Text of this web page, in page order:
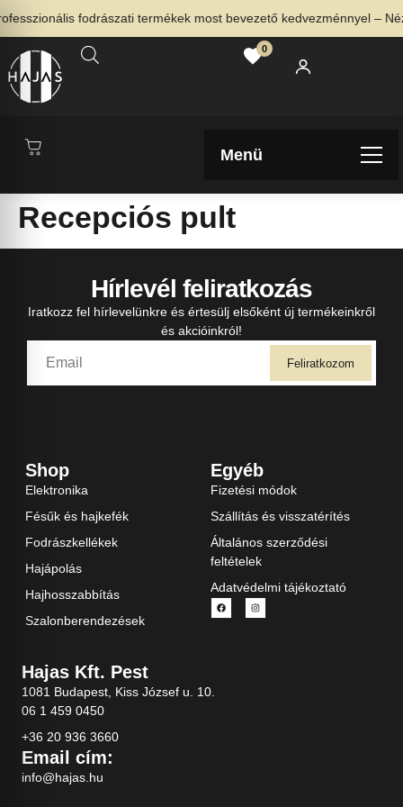
fodrászati termékek most bevezető kedvezménnyel –
0
Menü
Recepciós pult
Hírlevél feliratkozás
Iratkozz fel hírlevelünkre és értesülj elsőként új termékeinkről
és akcióinkról!
Feliratkozom
Shop
Elektronika
Fésűk és hajkefék
Fodrászkellékek
Hajápolás
Hajhosszabbítás
Szalonberendezések
Egyéb
Fizetési módok
Szállítás és visszatérítés
Általános szerződési
feltételek
Adatvédelmi tájékoztató
Hajas Kft. Pest
1081 Budapest, Kiss József u. 10.
06 1 459 0450
+36 20 936 3660
Email cím:
info@hajas.hu